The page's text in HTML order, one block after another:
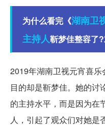
为什么看完《湖南卫
主持人靳梦佳整容了
2019年湖南卫视元宵喜
目的却是靳梦佳。她的讨
的主持水平，而是因为在
人，引起了观众们对她是